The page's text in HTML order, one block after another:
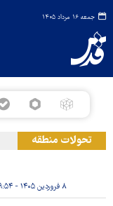
جمعه ۱۶ مرداد ۱۴۰۵
تحولات منطقه
۸ فروردین ۱۴۰۵ - ۰۹:۵۴